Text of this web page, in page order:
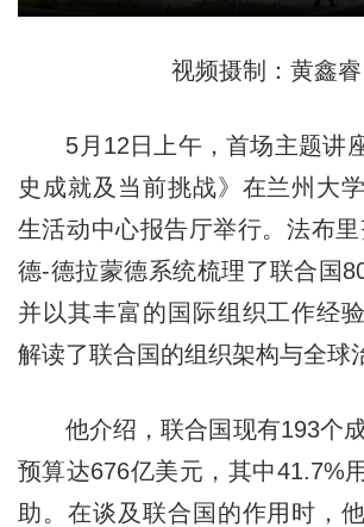
视频摄制：黄鑫睿
5月12日上午，首场主题讲
史成就及当前挑战》在兰州大
生活动中心报告厅举行。法布里
德-德拉蒙德系统梳理了联合国
并以其丰富的国际组织工作经
解读了联合国的组织架构与全球
他介绍，联合国现有193个成
预算达676亿美元，其中41.7%
助。在谈及联合国的作用时，